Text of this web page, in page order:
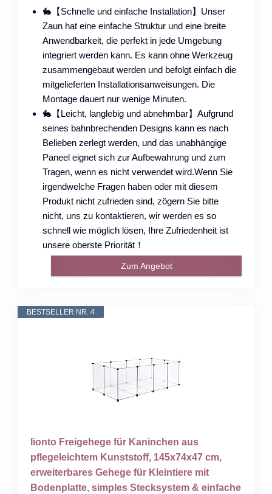
🐇【Schnelle und einfache Installation】Unser
Zaun hat eine einfache Struktur und eine breite
Anwendbarkeit, die perfekt in jede Umgebung
integriert werden kann. Es kann ohne Werkzeug
zusammengebaut werden und befolgt einfach die
mitgelieferten Installationsanweisungen. Die
Montage dauert nur wenige Minuten.
🐇【Leicht, langlebig und abnehmbar】Aufgrund
seines bahnbrechenden Designs kann es nach
Belieben zerlegt werden, und das unabhängige
Paneel eignet sich zur Aufbewahrung und zum
Tragen, wenn es nicht verwendet wird.Wenn Sie
irgendwelche Fragen haben oder mit diesem
Produkt nicht zufrieden sind, zögern Sie bitte
nicht, uns zu kontaktieren, wir werden es so
schnell wie möglich lösen, Ihre Zufriedenheit ist
unsere oberste Priorität！
Zum Angebot
BESTSELLER NR. 4
lionto Freigehege für Kaninchen aus
pflegeleichtem Kunststoff, 145x74x47 cm,
erweiterbares Gehege für Kleintiere mit
Bodenplatte, simples Stecksystem & einfache